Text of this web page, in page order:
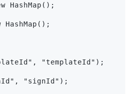
HashMap();
HashMap();
"templateId");
"signId");